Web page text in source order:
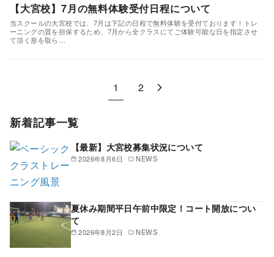
【大宮校】7月の無料体験受付日程について
当スクールの大宮校では、7月は下記の日程で無料体験を受付ております！トレ
ーニングの質を担保するため、7月から全クラスにてご体験可能な日を指定させ
て頂く形を取ら…
1 2
新着記事一覧
2026年8月6日 NEWS
【最新】大宮校募集状況について
2026年8月2日 NEWS
夏休み期間平日午前中限定！コート開放につい
て